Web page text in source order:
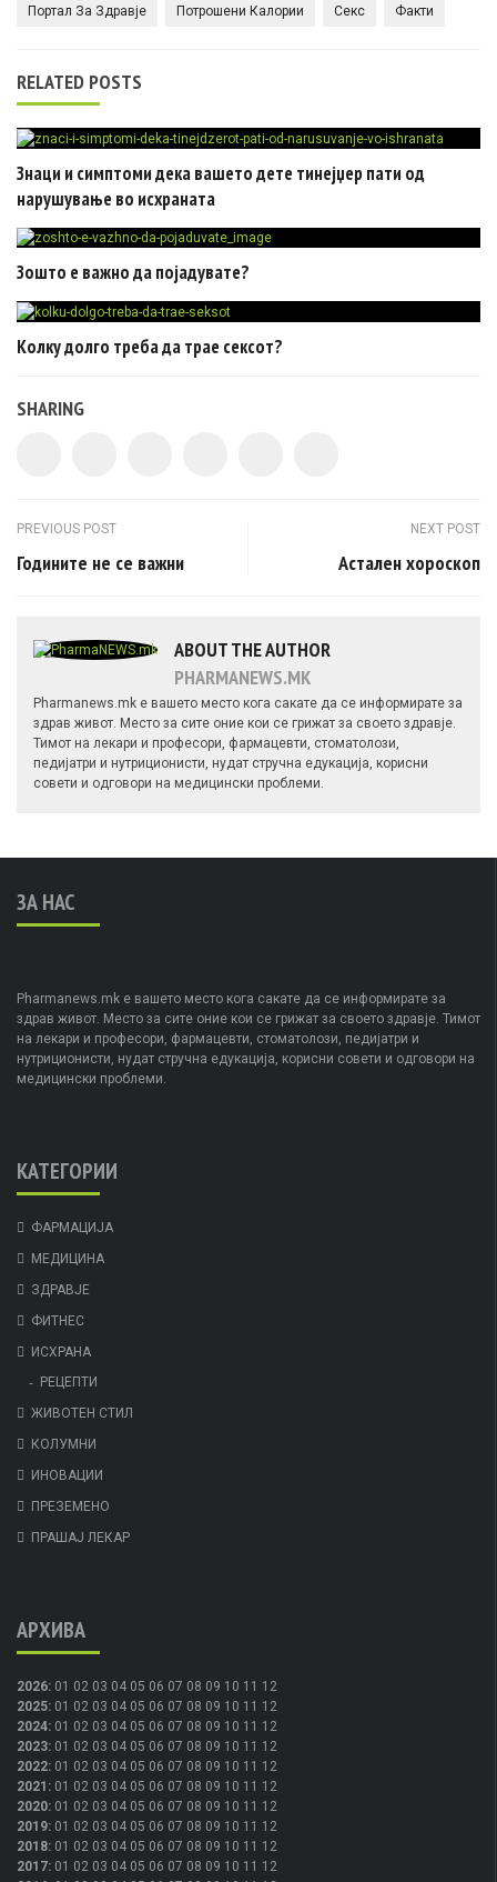
Портал За Здравје Потрошени Калории Секс Факти
RELATED POSTS
Знаци и симптоми дека вашето дете тинејџер пати од
нарушување во исхраната
Зошто е важно да појадувате?
Колку долго треба да трае сексот?
SHARING
Post navigation
PREVIOUS POST
Годините не се важни
NEXT POST
Астален хороскоп
ABOUT THE AUTHOR
PHARMANEWS.MK
Pharmanews.mk е вашето место кога сакате да се информирате за
здрав живот. Место за сите оние кои се грижат за своето здравје.
Тимот на лекари и професори, фармацевти, стоматолози,
педијатри и нутриционисти, нудат стручна едукација, корисни
совети и одговори на медицински проблеми.
ЗА НАС
Pharmanews.mk е вашето место кога сакате да се информирате за
здрав живот. Место за сите оние кои се грижат за своето здравје. Тимот
на лекари и професори, фармацевти, стоматолози, педијатри и
нутриционисти, нудат стручна едукација, корисни совети и одговори на
медицински проблеми.
КАТЕГОРИИ
ФАРМАЦИЈА
МЕДИЦИНА
ЗДРАВЈЕ
ФИТНЕС
ИСХРАНА
РЕЦЕПТИ
ЖИВОТЕН СТИЛ
КОЛУМНИ
ИНОВАЦИИ
ПРЕЗЕМЕНО
ПРАШАЈ ЛЕКАР
АРХИВА
2026: 01 02 03 04 05 06 07 08 09 10 11 12
2025: 01 02 03 04 05 06 07 08 09 10 11 12
2024: 01 02 03 04 05 06 07 08 09 10 11 12
2023: 01 02 03 04 05 06 07 08 09 10 11 12
2022: 01 02 03 04 05 06 07 08 09 10 11 12
2021 : 01 02 03 04 05 06 07 08 09 10 11 12
2020: 01 02 03 04 05 06 07 08 09 10 11 12
2019: 01 02 03 04 05 06 07 08 09 10 11 12
2018: 01 02 03 04 05 06 07 08 09 10 11 12
2017: 01 02 03 04 05 06 07 08 09 10 11 12